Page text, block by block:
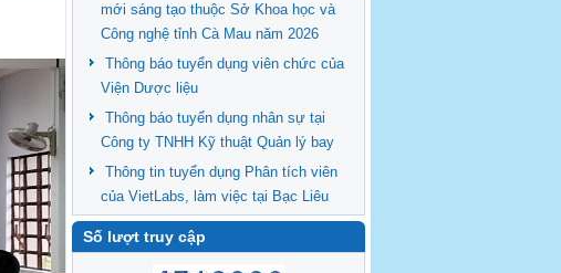
mới sáng tạo thuộc Sở Khoa học và
Công nghệ tỉnh Cà Mau năm 2026
Thông báo tuyển dụng viên chức của
Viện Dược liệu
Thông báo tuyển dụng nhân sự tại
Công ty TNHH Kỹ thuật Quản lý bay
Thông tin tuyển dụng Phân tích viên
của VietLabs, làm việc tại Bạc Liêu
Số lượt truy cập